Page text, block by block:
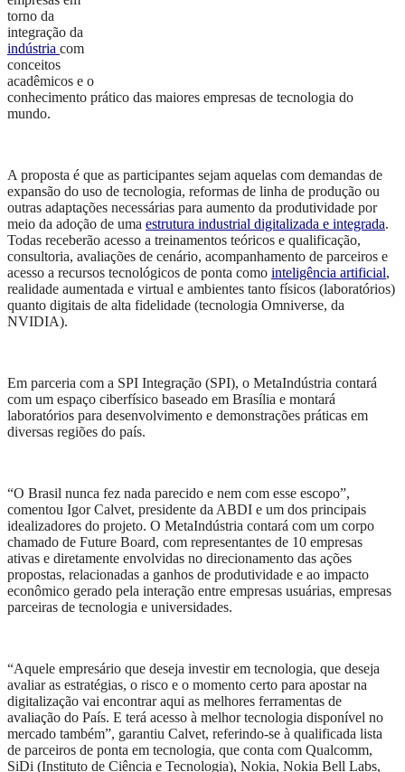
torno da
integração da
indústria com
conceitos
acadêmicos e o
conhecimento prático das maiores empresas de tecnologia do
mundo.
A proposta é que as participantes sejam aquelas com demandas de
expansão do uso de tecnologia, reformas de linha de produção ou
outras adaptações necessárias para aumento da produtividade por
meio da adoção de uma estrutura industrial digitalizada e integrada.
Todas receberão acesso a treinamentos teóricos e qualificação,
consultoria, avaliações de cenário, acompanhamento de parceiros e
acesso a recursos tecnológicos de ponta como inteligência artificial,
realidade aumentada e virtual e ambientes tanto físicos (laboratórios)
quanto digitais de alta fidelidade (tecnologia Omniverse, da
NVIDIA).
Em parceria com a SPI Integração (SPI), o MetaIndústria contará
com um espaço ciberfísico baseado em Brasília e montará
laboratórios para desenvolvimento e demonstrações práticas em
diversas regiões do país.
“O Brasil nunca fez nada parecido e nem com esse escopo”,
comentou Igor Calvet, presidente da ABDI e um dos principais
idealizadores do projeto. O MetaIndústria contará com um corpo
chamado de Future Board, com representantes de 10 empresas
ativas e diretamente envolvidas no direcionamento das ações
propostas, relacionadas a ganhos de produtividade e ao impacto
econômico gerado pela interação entre empresas usuárias, empresas
parceiras de tecnologia e universidades.
“Aquele empresário que deseja investir em tecnologia, que deseja
avaliar as estratégias, o risco e o momento certo para apostar na
digitalização vai encontrar aqui as melhores ferramentas de
avaliação do País. E terá acesso à melhor tecnologia disponível no
mercado também”, garantiu Calvet, referindo-se à qualificada lista
de parceiros de ponta em tecnologia, que conta com Qualcomm,
SiDi (Instituto de Ciência e Tecnologia), Nokia, Nokia Bell Labs,